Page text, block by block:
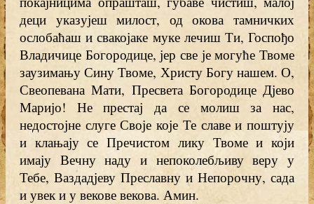
деци указујеш милост, од окова тамничких
ослобаћаш и свакојаке муке лечиш Ти, Госпођо
Владичице Богородице, јер све је могуће Твоме
заузимању Сину Твоме, Христу Богу нашем. О,
Свеопевана Мати, Пресвета Богородице Дјево
Маријо! Не престај да се молиш за нас,
недостојне слуге Своје које Те славе и поштују
и клањају се Пречистом лику Твоме и који
имају Вечну наду и непоколебљиву веру у
Тебе, Ваздадјеву Преславну и Непорочну, сада
и увек и у векове векова. Амин.